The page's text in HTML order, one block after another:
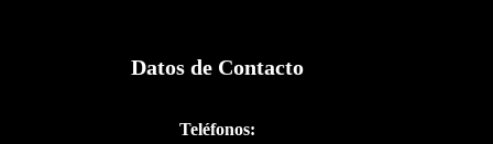
Datos de Contacto
Teléfonos: